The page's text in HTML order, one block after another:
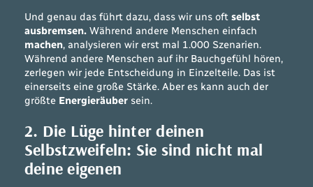
Und genau das führt dazu, dass wir uns oft selbst
ausbremsen.Während andere Menschen einfach
machen, analysieren wir erst mal 1.000 Szenarien.
Während andere Menschen auf ihr Bauchgefühl hören,
zerlegen wir jede Entscheidung in Einzelteile. Das ist
einerseits eine große Stärke. Aber es kann auch der
größte Energieräubersein.
2. Die Lüge hinter deinen
Selbstzweifeln: Sie sind nicht mal
deine eigenen